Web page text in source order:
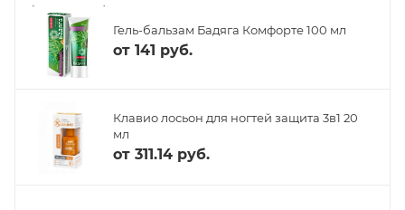
Гель-бальзам Бадяга Комфорте 100 мл
от 141 руб.
Клавио лосьон для ногтей защита 3в1 20
мл
от 311.14 руб.